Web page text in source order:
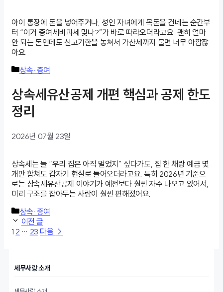
아이 통장에 돈을 넣어주거나, 성인 자녀에게 목돈을 건네는 순간부
터 “이거 증여세비과세 맞나?”가 바로 따라오더라고요. 괜히 얼마
안 되는 돈인데도 신고기한을 놓쳐서 가산세까지 물면 너무 아깝잖
아요.
카
고
리
상속·증여
상속세유산공제 개편 핵심과 공제 한도
정리
2026년 07월 23일
상속세는 늘 “우리 집은 아직 멀었지” 싶다가도, 집 한 채랑 예금 몇
개만 합쳐도 갑자기 현실로 들어오더라고요. 특히 2026년 기준으
로는 상속세유산공제 이야기가 예전보다 훨씬 자주 나오고 있어서,
미리 구조를 잡아두는 사람이 훨씬 편해졌어요.
카
테
고
상속·증여
이전 글
페
1 페
2 … 페
23 다음 →
세무사랑 소개